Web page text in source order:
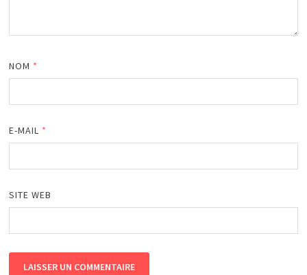
NOM *
E-MAIL *
SITE WEB